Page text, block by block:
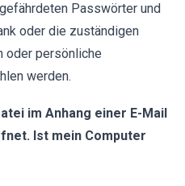
Passwörter und
oder die zuständigen
oder persönliche
werden.
im Anhang einer E-Mail
Ist mein Computer